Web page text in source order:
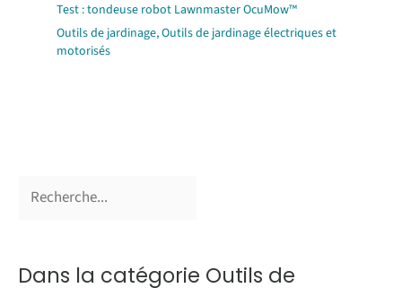
Test : tondeuse robot Lawnmaster OcuMow™
Outils de jardinage,Outils de jardinage électriques et
motorisés
Dans la catégorie Outils de